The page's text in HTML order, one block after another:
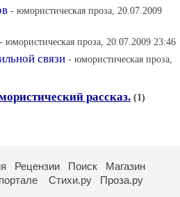
- юмористическая проза, 20.07.2009
- юмористическая проза, 20.07.2009 23:46
связи - юмористическая проза,
рассказ. (1)
Рецензии Поиск
Магазин
Стихи.ру Проза.ру